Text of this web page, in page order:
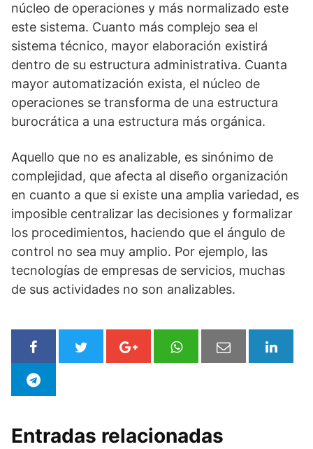
núcleo de operaciones y más normalizado este
este sistema. Cuanto más complejo sea el
sistema técnico, mayor elaboración existirá
dentro de su estructura administrativa. Cuanta
mayor automatización exista, el núcleo de
operaciones se transforma de una estructura
burocrática a una estructura más orgánica.
Aquello que no es analizable, es sinónimo de
complejidad, que afecta al diseño organización
en cuanto a que si existe una amplia variedad, es
imposible centralizar las decisiones y formalizar
los procedimientos, haciendo que el ángulo de
control no sea muy amplio. Por ejemplo, las
tecnologías de empresas de servicios, muchas
de sus actividades no son analizables.
Entradas relacionadas